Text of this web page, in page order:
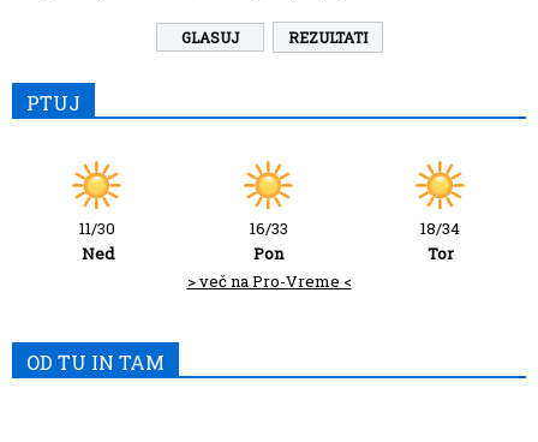
REZULTATI
PTUJ
11/30
Ned
16/33
Pon
18/34
Tor
> več na Pro-Vreme <
OD TU IN TAM